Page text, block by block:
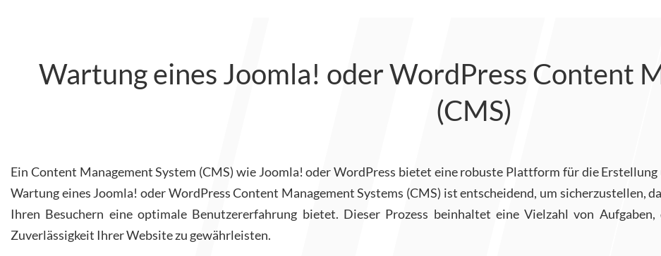
Wartung eines Joomla! oder WordPress Content
(CMS)
Ein Content Management System (CMS) wie Joomla! oder WordPress bietet eine robuste Plattform für die
Wartung eines Joomla! oder WordPress Content Management Systems (CMS) ist entscheidend, um sicherzustellen,
Ihren Besuchern eine optimale Benutzererfahrung bietet. Dieser Prozess beinhaltet eine Vielzahl von
Zuverlässigkeit Ihrer Website zu gewährleisten.